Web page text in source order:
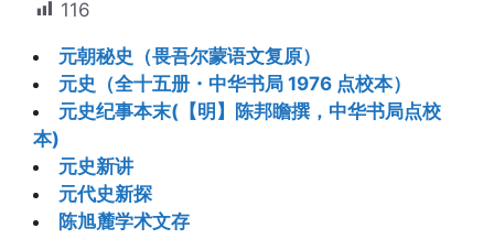
116
元朝秘史（畏吾尔蒙语文复原）
元史（全十五册・中华书局 1976 点校本）
元史纪事本末(【明】陈邦瞻撰，中华书局点校
本)
元史新讲
元代史新探
陈旭麓学术文存